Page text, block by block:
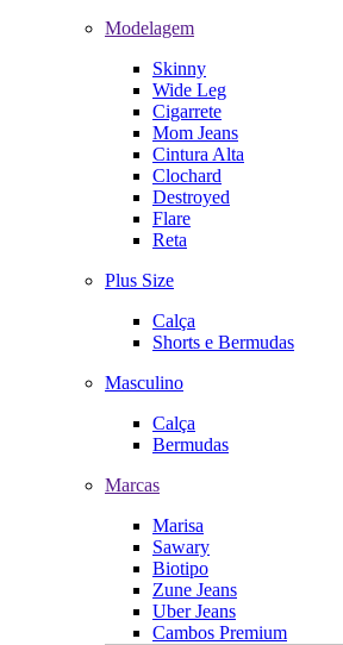
Modelagem
Skinny
Wide Leg
Cigarrete
Mom Jeans
Cintura Alta
Clochard
Destroyed
Flare
Reta
Plus Size
Calça
Shorts e Bermudas
Masculino
Calça
Bermudas
Marcas
Marisa
Sawary
Biotipo
Zune Jeans
Uber Jeans
Cambos Premium